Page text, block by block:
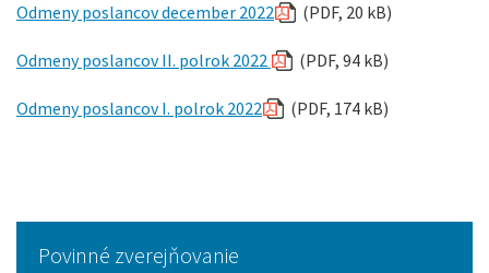
Odmeny poslancov december 2022 (PDF, 20 kB)
Odmeny poslancov II. polrok 2022 (PDF, 94 kB)
Odmeny poslancov I. polrok 2022 (PDF, 174 kB)
Povinné zverejňovanie